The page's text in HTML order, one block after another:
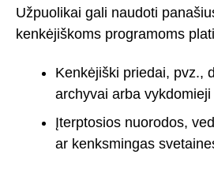
Užpuolikai gali naudoti
kenkėjiškoms programoms
Kenkėjiški priedai, pvz.,
archyvai arba vykdomieji
Įterptosios nuorodos,
ar kenksmingas